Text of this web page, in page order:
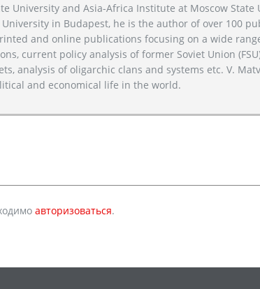
University and Asia-Africa Institute at Moscow State
in Budapest, he is the author of over 100
and online publications focusing on a wide
current policy analysis of former Soviet Union
analysis of oligarchic clans and systems etc. V.
and economical life in the world.
авторизоваться.